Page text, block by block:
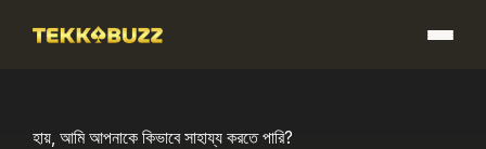
হায়, আমি আপনাকে কিভাবে সাহায্য করতে পারি?